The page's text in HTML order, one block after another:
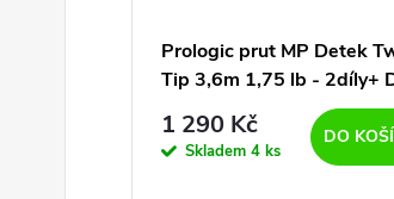
Prologic prut MP Detek
Tip 3,6m 1,75 lb - 2díly+
ŠPIČKY !!!
1 290 Kč
Skladem 4 ks
DO